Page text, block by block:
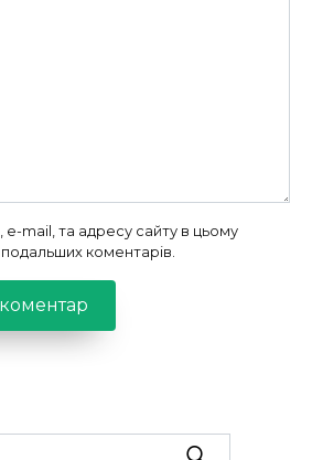
e-mail, та адресу сайту в цьому
коментарів.